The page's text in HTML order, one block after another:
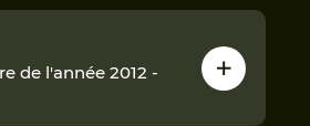
de l'année 2012 -